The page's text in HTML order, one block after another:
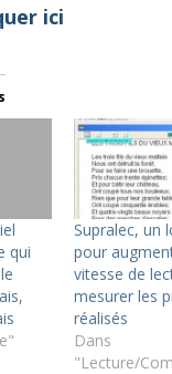
ici
qui
Supralec, un
pour
vitesse de
mesurer les
réalisés
Dans
"Lecture/